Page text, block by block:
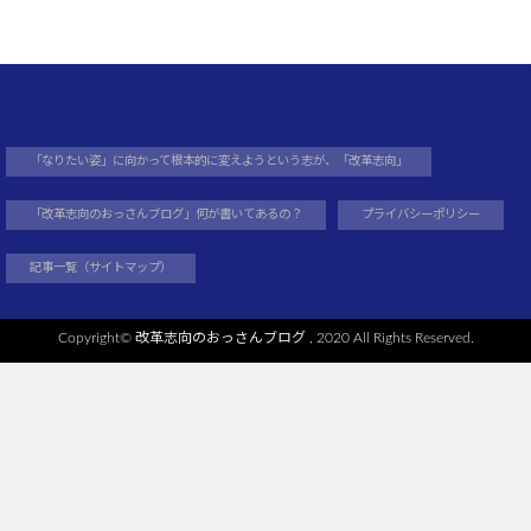
「なりたい姿」に向かって根本的に変えようという志が、「改革志向」
「改革志向のおっさんブログ」何が書いてあるの？ プライバシーポリシー
記事一覧（サイトマップ）
Copyright© 改革志向のおっさんブログ , 2020 All Rights Reserved.